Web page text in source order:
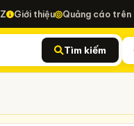
Giới thiệu Quảng cáo trên
Tìm kiếm